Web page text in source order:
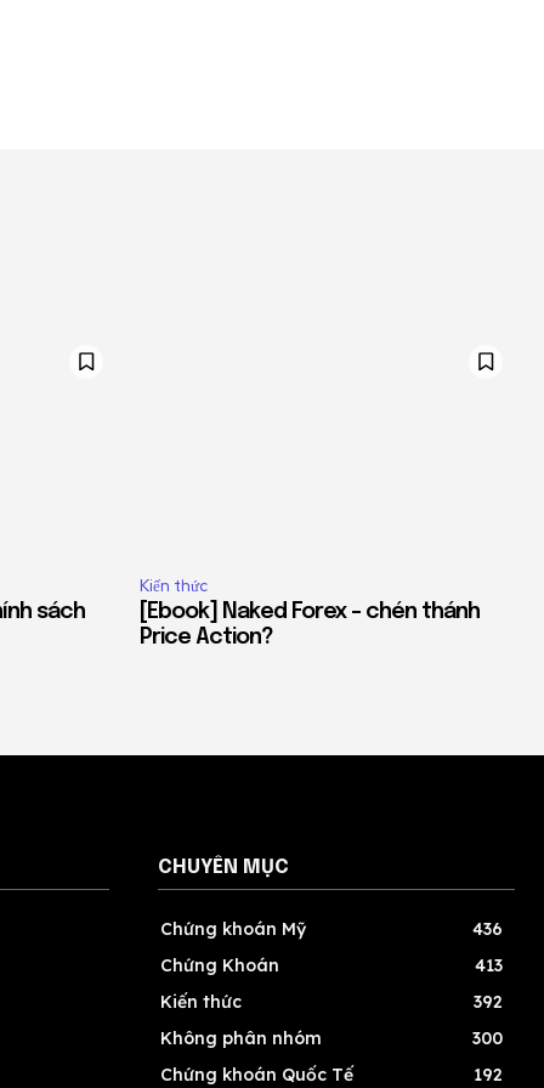
sách
Kiến thức
[Ebook] Naked Forex – chén thánh
Price Action?
CHUYÊN MỤC
Chứng khoán Mỹ
436
Chứng Khoán
413
Kiến thức
392
Không phân nhóm
300
Chứng khoán Quốc Tế
192